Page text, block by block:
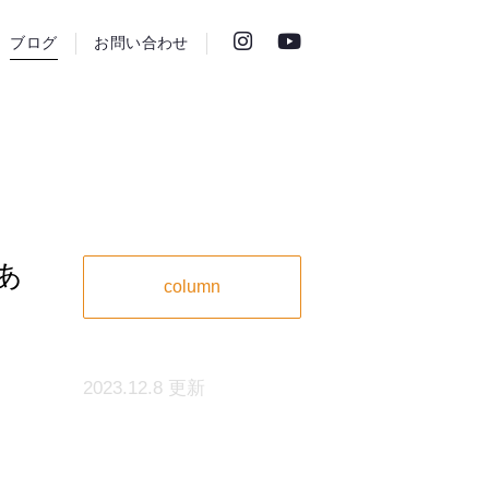
ブログ お問い合わせ
column
2023.12.8 更新